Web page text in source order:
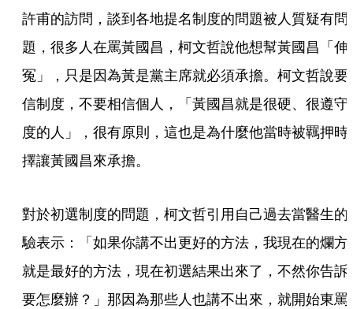
許甫的訪問，談到各地提名制度的問題被人質疑有問
題，很多人在罵黃國昌，柯文哲說他想幫黃國昌「伸
冤」，只是因為黃是黨主席就必須承擔。柯文哲說要
信制度，不要相信個人，「黃國昌就是很硬、很遵守
度的人」，很有原則，這也是為什麼他當時被羈押時
擇讓黃國昌來承擔。
對於初選制度的問題，柯文哲引用自己過去當醫生的
驗表示：「如果你講不出更好的方法，我現在的爛方
就是最好的方法，現在初選結果出來了，不然你告訴
要怎麼辦？」那因為那些人也講不出來，就開始東罵